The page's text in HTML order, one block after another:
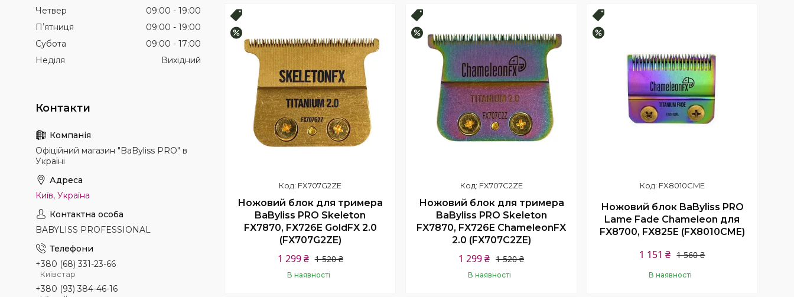
FX707G2ZE
Ножовий блок для тримера
BaByliss PRO Skeleton
FX7870, FX726E GoldFX 2.0
(FX707G2ZE)
1 520 ₴
1 299 ₴
В наявності
–15%
FX707C2ZE
Ножовий блок для тримера
BaByliss PRO Skeleton
FX7870, FX726E ChameleonFX
2.0 (FX707C2ZE)
1 520 ₴
1 299 ₴
В наявності
FX8010CME
Ножовий блок BaByliss PRO
Lame Fade Chameleon для
FX8700, FX825E (FX8010CME)
1 560 ₴
1 151 ₴
В наявності
Четвер
09:00
19:00
Пʼятниця
09:00
19:00
Субота
09:00
17:00
Неділя
Вихідний
Офіційний магазин "BaByliss PRO" в
Україні
Київ, Україна
BABYLISS PROFESSIONAL
+380 (68) 331-23-66
Київстар
+380 (93) 384-46-16